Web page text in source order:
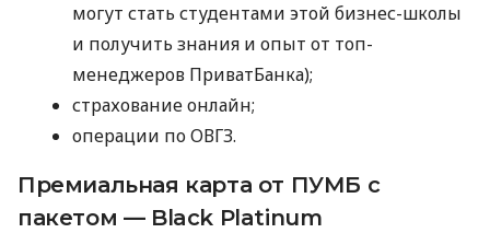
могут стать студентами этой бизнес-школы
и получить знания и опыт от топ-
менеджеров ПриватБанка);
страхование онлайн;
операции по ОВГЗ.
Премиальная карта от ПУМБ с
пакетом — Black Platinum